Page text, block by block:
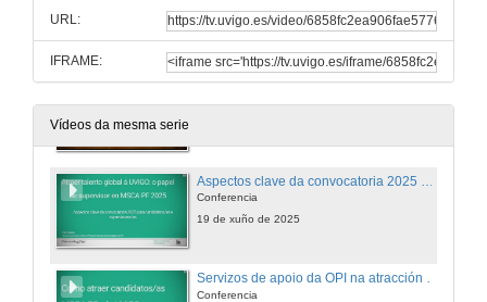
URL:
IFRAME:
Vídeos da mesma serie
Benvida – Atraer talento global á UVigo
Conferencia
19 de xuño de 2025
Servizos de apoio da OPI na atracción e busca de candidatos/as
Conferencia